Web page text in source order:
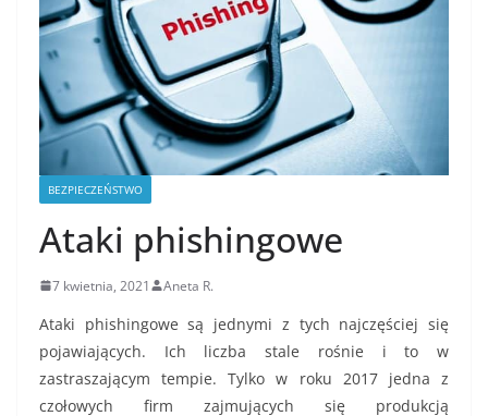
BEZPIECZEŃSTWO
Ataki phishingowe
7 kwietnia, 2021 Aneta R.
Ataki phishingowe są jednymi z tych najczęściej się
pojawiających. Ich liczba stale rośnie i to w
zastraszającym tempie. Tylko w roku 2017 jedna z
czołowych firm zajmujących się produkcją